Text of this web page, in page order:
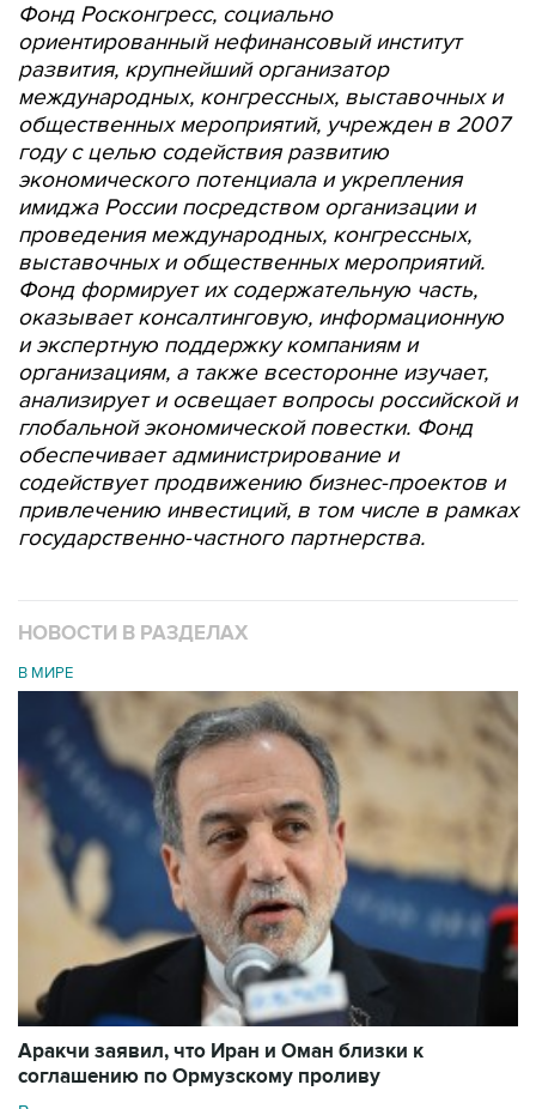
Фонд Росконгресс, социально
ориентированный нефинансовый институт
развития, крупнейший организатор
международных, конгрессных, выставочных и
общественных мероприятий, учрежден в 2007
году с целью содействия развитию
экономического потенциала и укрепления
имиджа России посредством организации и
проведения международных, конгрессных,
выставочных и общественных мероприятий.
Фонд формирует их содержательную часть,
оказывает консалтинговую, информационную
и экспертную поддержку компаниям и
организациям, а также всесторонне изучает,
анализирует и освещает вопросы российской и
глобальной экономической повестки. Фонд
обеспечивает администрирование и
содействует продвижению бизнес-проектов и
привлечению инвестиций, в том числе в рамках
государственно-частного партнерства.
НОВОСТИ В РАЗДЕЛАХ
В МИРЕ
Аракчи заявил, что Иран и Оман близки к
соглашению по Ормузскому проливу